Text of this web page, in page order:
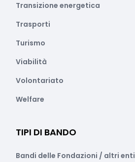
Transizione energetica
Trasporti
Turismo
Viabilità
Volontariato
Welfare
TIPI DI BANDO
Bandi delle Fondazioni / altri enti